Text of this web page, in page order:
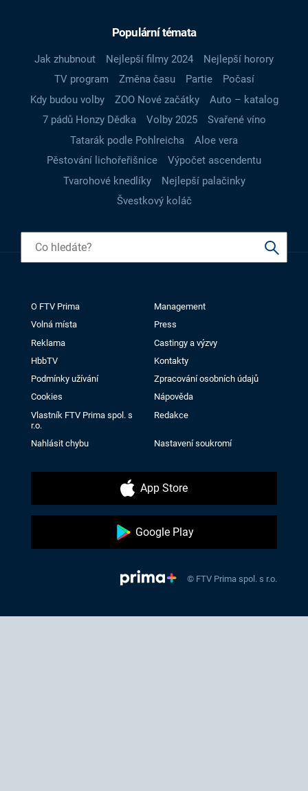
Populární témata
Jak zhubnout Nejlepší filmy 2024
Nejlepší horory
TV program
Změna času Partie
Počasí
Kdy budou volby
ZOO Nové začátky
Auto – katalog
7 pádů Honzy Dědka
Volby 2025
Svařené víno
Tatarák podle Pohlreicha
Aloe vera
Pěstování lichořeřišnice
Výpočet ascendentu
Tvarohové knedlíky
Nejlepší palačinky
Švestkový koláč
O FTV Prima
Management
Volná místa
Press
Reklama
Castingy a výzvy
HbbTV
Kontakty
Podmínky užívání
Zpracování osobních údajů
Cookies
Nápověda
Vlastník FTV Prima spol. s
r.o.
Redakce
Nahlásit chybu Nastavení soukromí
App Store
Google Play
© FTV Prima spol. s r.o.